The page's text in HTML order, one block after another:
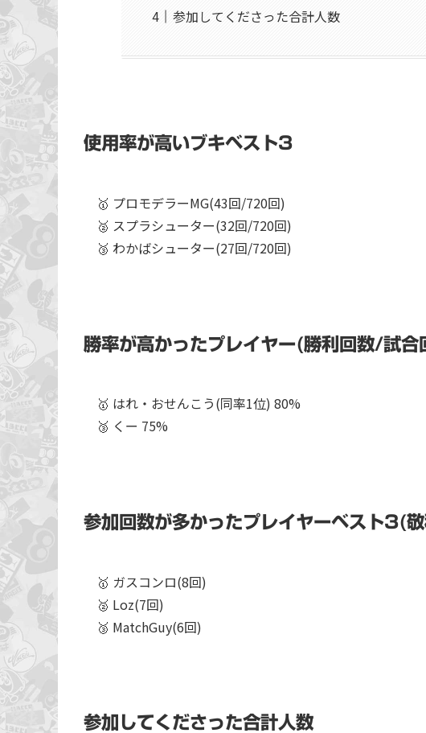
参加してくださった合計人数
使用率が高いブキベスト3
🥇 プロモデラーMG(43回/720回)
🥈 スプラシューター(32回/720回)
🥉 わかばシューター(27回/720回)
勝率が高かったプレイヤー(勝利回数/試
🥇 はれ・おせんこう(同率1位) 80%
🥉 くー 75%
参加回数が多かったプレイヤーベスト3(
🥇 ガスコンロ(8回)
🥈 Loz(7回)
🥉 MatchGuy(6回)
参加してくださった合計人数